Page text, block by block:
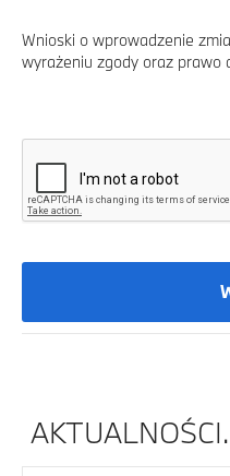
Wnioski o wprowadzenie
wyrażeniu zgody oraz prawo
AKTUALNOŚCI.